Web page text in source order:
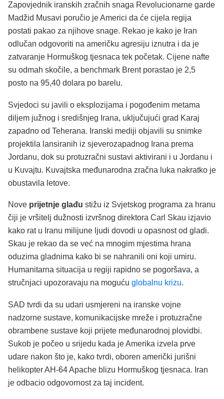
Zapovjednik iranskih zračnih snaga Revolucionarne garde
Madžid Musavi poručio je Americi da će cijela regija
postati pakao za njihove snage. Rekao je kako je Iran
odlučan odgovoriti na američku agresiju iznutra i da je
zatvaranje Hormuškog tjesnaca tek početak. Cijene nafte
su odmah skočile, a benchmark Brent porastao je 2,5
posto na 95,40 dolara po barelu.
Svjedoci su javili o eksplozijama i pogođenim metama
diljem južnog i središnjeg Irana, uključujući grad Karaj
zapadno od Teherana. Iranski mediji objavili su snimke
projektila lansiranih iz sjeverozapadnog Irana prema
Jordanu, dok su protuzračni sustavi aktivirani i u Jordanu i
u Kuvajtu. Kuvajtska međunarodna zračna luka nakratko je
obustavila letove.
Nove prijetnje glađu stižu iz Svjetskog programa za hranu
čiji je vršitelj dužnosti izvršnog direktora Carl Skau izjavio
kako rat u Iranu milijune ljudi dovodi u opasnost od gladi.
Skau je rekao da se već na mnogim mjestima hrana
oduzima gladnima kako bi se nahranili oni koji umiru.
Humanitarna situacija u regiji rapidno se pogoršava, a
stručnjaci upozoravaju na moguću globalnu krizu.
SAD tvrdi da su udari usmjereni na iranske vojne
nadzorne sustave, komunikacijske mreže i protuzračne
obrambene sustave koji prijete međunarodnoj plovidbi.
Sukob je počeo u srijedu kada je Amerika izvela prve
udare nakon što je, kako tvrdi, oboren američki jurišni
helikopter AH-64 Apache blizu Hormuškog tjesnaca. Iran
je odbacio odgovornost za taj incident.